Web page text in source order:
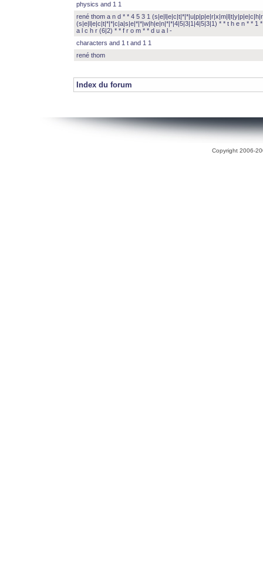
physics and 1 1
rené thom a n d * * 4 5 3 1
(s|e|l|e|c|t|*|*|c|a|s|e|*|*|w|h|e|n|*|*|4|5|3|1|4|5|3|1) * * t h e n * * 1
a l c h r (6|2) * * f r o m * * d u a l -
characters and 1 t and 1 1
rené thom
Index du forum
Copyright 2006-